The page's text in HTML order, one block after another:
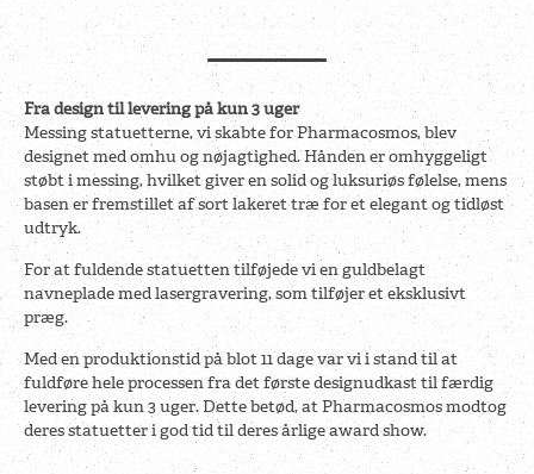
Fra design til levering på kun 3 uger
Messing statuetterne, vi skabte for Pharmacosmos, blev
designet med omhu og nøjagtighed. Hånden er omhyggeligt
støbt i messing, hvilket giver en solid og luksuriøs følelse, mens
basen er fremstillet af sort lakeret træ for et elegant og tidløst
udtryk.
For at fuldende statuetten tilføjede vi en guldbelagt
navneplade med lasergravering, som tilføjer et eksklusivt
præg.
Med en produktionstid på blot 11 dage var vi i stand til at
fuldføre hele processen fra det første designudkast til færdig
levering på kun 3 uger. Dette betød, at Pharmacosmos modtog
deres statuetter i god tid til deres årlige award show.